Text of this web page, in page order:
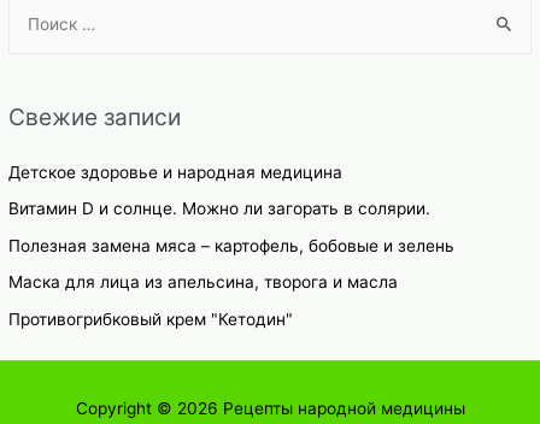
r
h
f
o
Свежие записи
Детское здоровье и народная медицина
Витамин D и солнце. Можно ли загорать в солярии.
Полезная замена мяса – картофель, бобовые и зелень
Маска для лица из апельсина, творога и масла
Противогрибковый крем "Кетодин"
Copyright © 2026 Рецепты народной медицины